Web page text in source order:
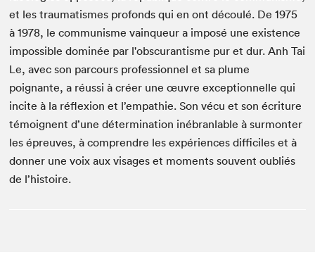
et les traumatismes profonds qui en ont découlé. De 1975
à 1978, le communisme vainqueur a imposé une existence
impossible dominée par l'obscurantisme pur et dur. Anh Tai
Le, avec son parcours professionnel et sa plume
poignante, a réussi à créer une œuvre exceptionnelle qui
incite à la réflexion et l’empathie. Son vécu et son écriture
témoignent d’une détermination inébranlable à surmonter
les épreuves, à comprendre les expériences difficiles et à
donner une voix aux visages et moments souvent oubliés
de l’histoire.